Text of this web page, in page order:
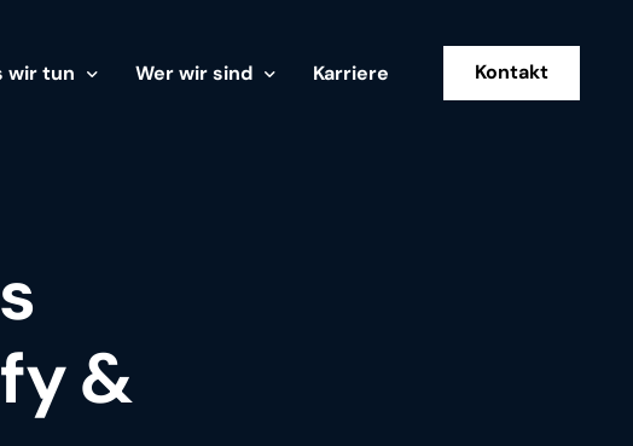
wir tun
Kassensysteme
Wer wir sind Karriere Kontakt
&